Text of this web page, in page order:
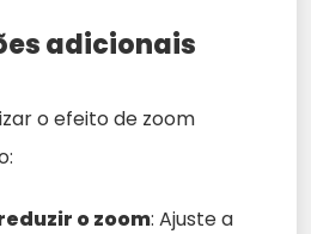
adicionais
o efeito de zoom
o zoom: Ajuste a